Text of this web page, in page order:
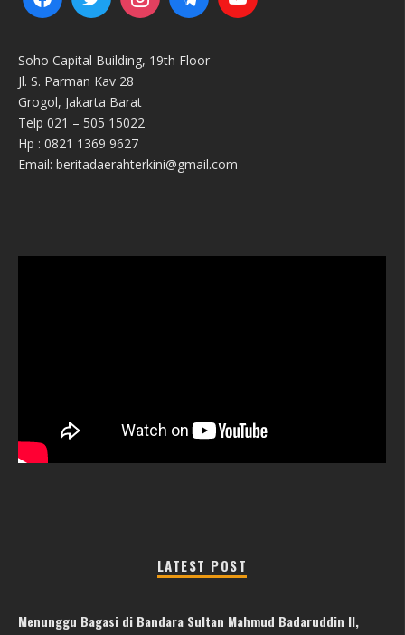
Soho Capital Building, 19th Floor
Jl. S. Parman Kav 28
Grogol, Jakarta Barat
Telp 021 – 505 15022
Hp : 0821 1369 9627
Email: beritadaerahterkini@gmail.com
LATEST POST
Menunggu Bagasi di Bandara Sultan Mahmud Badaruddin II,